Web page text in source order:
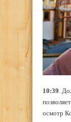
10:39.
осмотр